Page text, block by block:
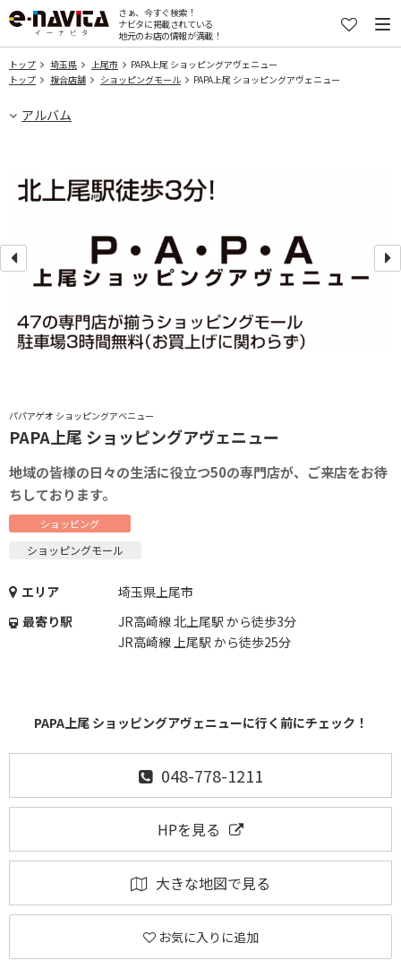
さぁ、今すぐ検索！
ナビタに掲載されている
地元のお店の情報が満載！
トップ 埼玉県 上尾市
PAPA上尾 ショッピングアヴェニュー
トップ
複合店舗 ショッピングモール PAPA上尾 ショッピングアヴェニュー
アルバム
パパアゲオ ショッピングアベニュー
PAPA上尾 ショッピングアヴェニュー
地域の皆様の日々の生活に役立つ50の専門店が、ご来店をお待
ちしております。
ショッピング
ショッピングモール
エリア
埼玉県上尾市
最寄り駅
JR高崎線 北上尾駅 から徒歩3分
JR高崎線 上尾駅 から徒歩25分
PAPA上尾 ショッピングアヴェニューに行く前にチェック！
048-778-1211
HPを見る
大きな地図で見る
お気に入りに追加